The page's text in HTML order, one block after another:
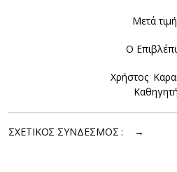
Μετά
Ο
Χρήστος
ΣΧΕΤΙΚΟΣ ΣΥΝΔΕΣΜΟΣ : →